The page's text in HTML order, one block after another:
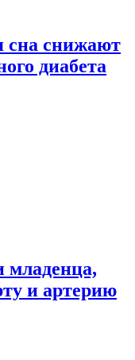
сна снижают
диабета
младенца,
и артерию